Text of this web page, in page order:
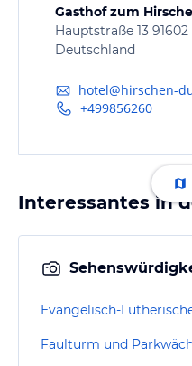
Gasthof zum
Hauptstraße 13
Deutschland
hotel@hirschen-
+499856260
Interessantes in